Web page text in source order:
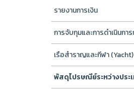
รายงานการเงิน
การจับกุมและการดำเนินกา
เรือสำราญและกีฬา (Yacht)
พัสดุไปรษณีย์ระหว่างประ